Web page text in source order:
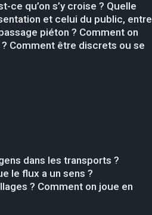
ce qu’on s’y croise ? Quelle
et celui du public, entre
piéton ? Comment on
Comment être discrets ou se
dans les transports ?
le flux a un sens ?
? Comment on joue en